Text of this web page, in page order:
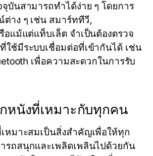
บันสามารถทำได้ง่าย ๆ โดยการ
าง ๆ เช่น สมาร์ททีวี,
อแม้แต่แท็บเล็ต จำเป็นต้องตรวจ
ใช้มีระบบเชื่อมต่อที่เข้ากันได้ เช่น
เพื่อความสะดวกในการรับ
หนังที่เหมาะกับทุกคน
หมาะสมเป็นสิ่งสำคัญเพื่อให้ทุก
รถสนุกและเพลิดเพลินไปด้วยกัน